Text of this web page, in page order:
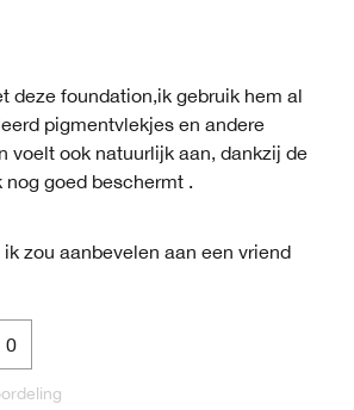
deze foundation,ik gebruik hem al
pigmentvlekjes en andere
voelt ook natuurlijk aan, dankzij de
goed beschermt .
ik zou aanbevelen aan een vriend
0